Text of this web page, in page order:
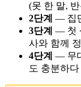
(못 한 말,
2단계 — 집
3단계 — 첫
사와 함께
4단계 — 무
도 충분하다